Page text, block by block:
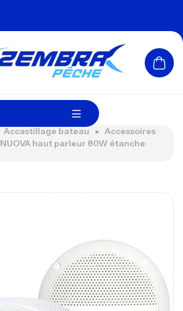
Accastillage bateau
Accessoires
NUOVA haut parleur 80W étanche